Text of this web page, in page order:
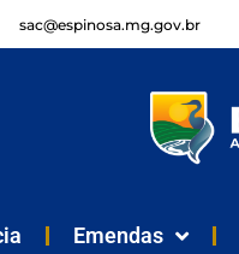
sac@espinosa.mg.gov.br
Emendas